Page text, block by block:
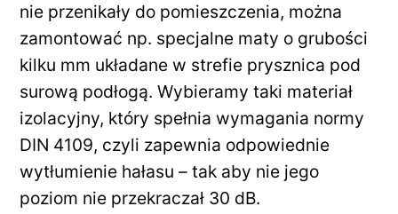
nie przenikały do pomieszczenia, można
zamontować np. specjalne maty o grubości
kilku mm układane w strefie prysznica pod
surową podłogą. Wybieramy taki materiał
izolacyjny, który spełnia wymagania normy
DIN 4109, czyli zapewnia odpowiednie
wytłumienie hałasu – tak aby nie jego
poziom nie przekraczał 30 dB.